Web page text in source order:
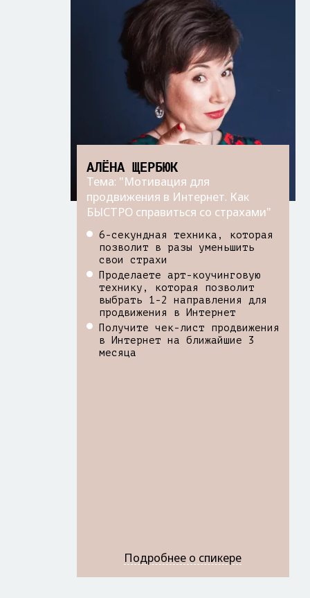
АЛЁНА ЩЕРБЮК
Тема: "Мотивация для
продвижения в Интернет. Как
БЫСТРО справиться со страхами"
6-секундная техника, которая
позволит в разы уменьшить
свои страхи
Проделаете арт-коучинговую
технику, которая позволит
выбрать 1-2 направления для
продвижения в Интернет
Получите чек-лист продвижения
в Интернет на ближайшие 3
месяца